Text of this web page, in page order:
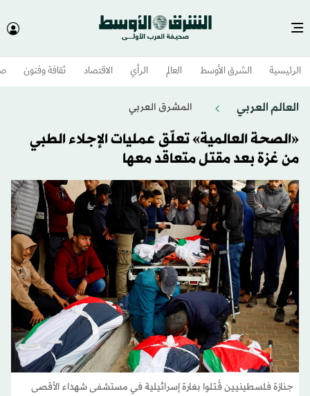
الرئيسية الشرق الأوسط​ العالم الرأي الاقتصاد ثقافة وفنون
العالم العربي المشرق العربي
«الصحة العالمية» تعلّق عمليات الإجلاء الطبي
من غزة بعد مقتل متعاقد معها
جنازة فلسطينيين قُتلوا بغارة إسرائيلية في مستشفى شهداء الأقصى